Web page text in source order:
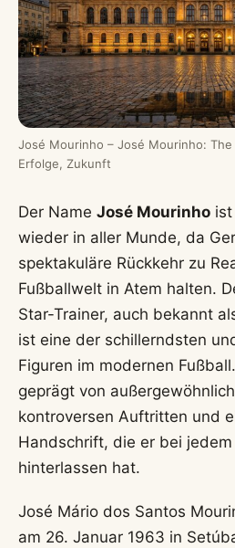
José Mourinho – José Mourinho: The
Erfolge, Zukunft
Der Name José Mourinho
wieder in aller Munde, da
spektakuläre Rückkehr zu
Fußballwelt in Atem halten.
Star-Trainer, auch bekannt
ist eine der schillerndsten
Figuren im modernen
geprägt von
kontroversen Auftritten und
Handschrift, die er bei
hinterlassen hat.
José Mário dos Santos
am 26. Januar 1963 in